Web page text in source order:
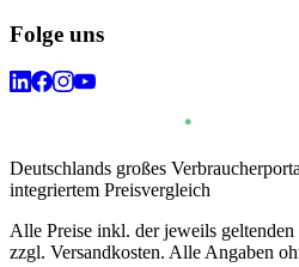
Folge uns
Deutschlands großes
integriertem Preisvergleich
Alle Preise inkl. der jeweils
zzgl. Versandkosten. Alle Angaben